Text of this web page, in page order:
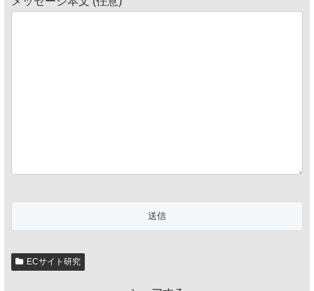
ECサイト研究